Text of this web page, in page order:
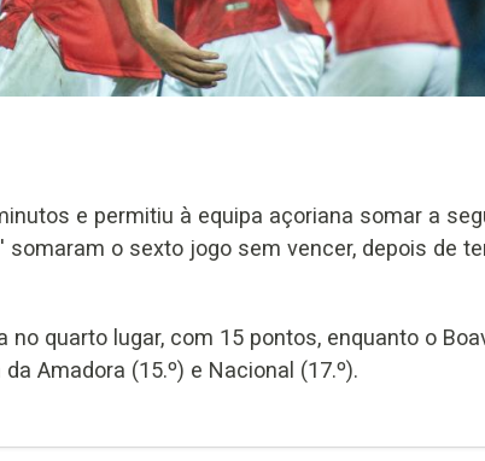
e permitiu à equipa açoriana somar a
o sexto jogo sem vencer, depois de
quarto lugar, com 15 pontos, enquanto o
Amadora (15.º) e Nacional (17.º).